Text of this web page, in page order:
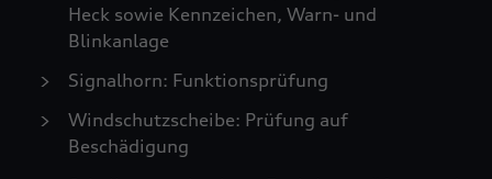
Heck sowie Kennzeichen, Warn- und
Blinkanlage
Signalhorn: Funktionsprüfung
Windschutzscheibe: Prüfung auf
Beschädigung